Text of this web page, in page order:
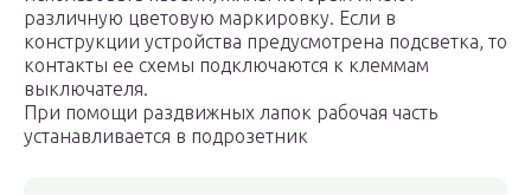
различную цветовую маркировку. Если в
конструкции устройства предусмотрена подсветка, то
контакты ее схемы подключаются к клеммам
выключателя.
При помощи раздвижных лапок рабочая часть
устанавливается в подрозетник